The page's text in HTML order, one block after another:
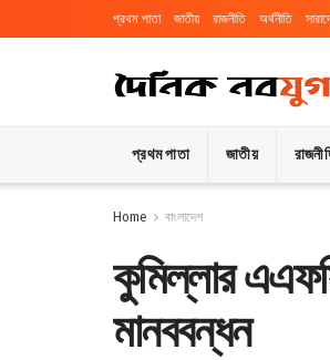
প্রথম পাতা জাতীয় রাজনীতি অর্থনীতি
প্রথম পাতা জাতীয়
Home বাংলাদেশ
কুমিল্লার
মানববন্ধন